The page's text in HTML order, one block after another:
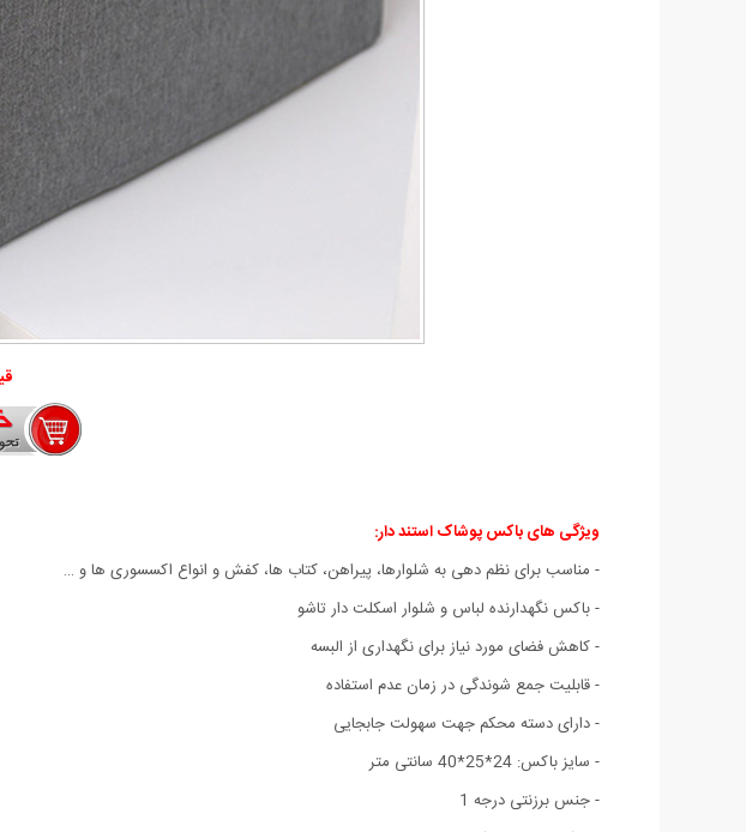
ویژگی های باکس پوشاک استند دار:
- مناسب برای نظم دهی به شلوارها، پیراهن، کتاب ها، کفش و انواع اکسسوری ها و …
- باکس نگهدارنده لباس و شلوار اسکلت دار تاشو
- کاهش فضای مورد نیاز برای نگهداری از البسه
- قابلیت جمع شوندگی در زمان عدم استفاده
- دارای دسته محکم جهت سهولت جابجایی
- سایز باکس: 24*25*40 سانتی متر
- جنس برزنتی درجه 1